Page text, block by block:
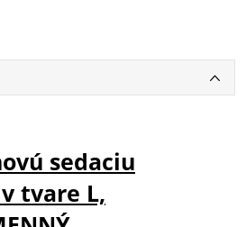
sedaciu
tvare L,